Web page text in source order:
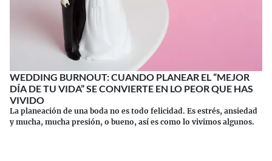
WEDDING BURNOUT: CUANDO PLANEAR EL “MEJOR
DÍA DE TU VIDA” SE CONVIERTE EN LO PEOR QUE HAS
VIVIDO
La planeación de una boda no es todo felicidad. Es estrés, ansiedad
y mucha, mucha presión, o bueno, así es como lo vivimos algunos.